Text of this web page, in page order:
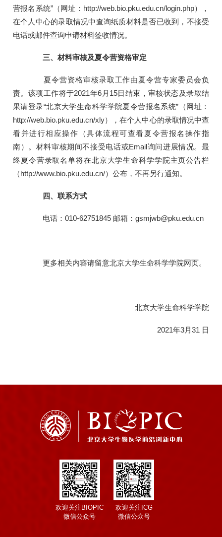
营报名系统”（网址：http://web.bio.pku.edu.cn/login.php），
在个人中心的录取情况中查询纸质材料是否已收到，不接受
电话或邮件查询申请材料签收情况。
三、材料审核及夏令营资格审定
夏令营资格审核录取工作由夏令营专家委员会负
责。该项工作将于2021年6月15日结束，审核状态及录取结
果请登录“北京大学生命科学学院夏令营报名系统”（网址：
http://web.bio.pku.edu.cn/xly），在个人中心的录取情况中查
看并进行相应操作（具体流程可查看夏令营报名操作指
南）。材料审核期间不接受电话或Email询问进展情况。最
终夏令营录取名单将在北京大学生命科学学院主页公告栏
（http://www.bio.pku.edu.cn/）公布，不再另行通知。
四、联系方式
电话：010-62751845 邮箱：gsmjwb@pku.edu.cn
更多相关内容请留意北京大学生命科学学院网页。
北京大学生命科学学院
2021年3月31 日
欢迎关注BIOPIC
微信公众号
欢迎关注ICG
微信公众号